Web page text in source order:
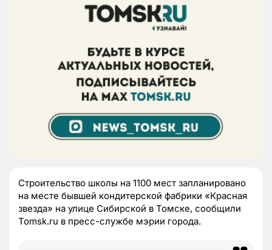
Строительство школы на 1100 мест запланировано
на месте бывшей кондитерской фабрики «Красная
звезда» на улице Сибирской в Томске, сообщили
Tomsk.ru в пресс-службе мэрии города.